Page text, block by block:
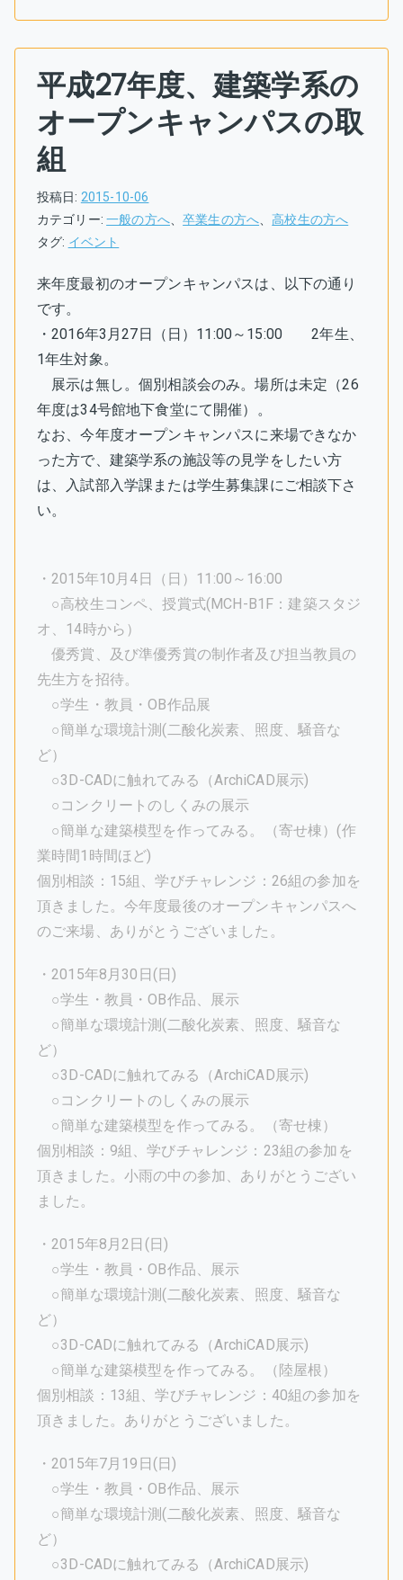
平成27年度、建築学系の
オープンキャンパスの取
組
投稿日: 2015-10-06
カテゴリー:一般の方へ、卒業生の方へ、高校生の方へ
タグ: イベント
来年度最初のオープンキャンパスは、以下の通り
です。
・2016年3月27日（日）11:00～15:00 2年生、
1年生対象。
展示は無し。個別相談会のみ。場所は未定（26
年度は34号館地下食堂にて開催）。
なお、今年度オープンキャンパスに来場できなか
った方で、建築学系の施設等の見学をしたい方
は、入試部入学課または学生募集課にご相談下さ
い。
・2015年10月4日（日）11:00～16:00
○高校生コンペ、授賞式(MCH-B1F：建築スタジ
オ、14時から）
優秀賞、及び準優秀賞の制作者及び担当教員の
先生方を招待。
○学生・教員・OB作品展
○簡単な環境計測(二酸化炭素、照度、騒音な
ど）
○3D-CADに触れてみる（ArchiCAD展示)
○コンクリートのしくみの展示
○簡単な建築模型を作ってみる。（寄せ棟）(作
業時間1時間ほど)
個別相談：15組、学びチャレンジ：26組の参加を
頂きました。今年度最後のオープンキャンパスへ
のご来場、ありがとうございました。
・2015年8月30日(日)
○学生・教員・OB作品、展示
○簡単な環境計測(二酸化炭素、照度、騒音な
ど）
○3D-CADに触れてみる（ArchiCAD展示)
○コンクリートのしくみの展示
○簡単な建築模型を作ってみる。（寄せ棟）
個別相談：9組、学びチャレンジ：23組の参加を
頂きました。小雨の中の参加、ありがとうござい
ました。
・2015年8月2日(日)
○学生・教員・OB作品、展示
○簡単な環境計測(二酸化炭素、照度、騒音な
ど）
○3D-CADに触れてみる（ArchiCAD展示)
○簡単な建築模型を作ってみる。（陸屋根）
個別相談：13組、学びチャレンジ：40組の参加を
頂きました。ありがとうございました。
・2015年7月19日(日)
○学生・教員・OB作品、展示
○簡単な環境計測(二酸化炭素、照度、騒音な
ど）
○3D-CADに触れてみる（ArchiCAD展示)